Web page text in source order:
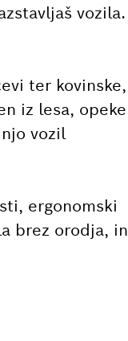
vozila.
ter kovinske,
iz lesa, opeke
vozil
ergonomski
brez orodja, in